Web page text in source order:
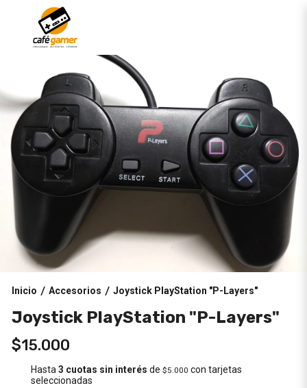
Inicio / Accesorios / Joystick PlayStation "P-Layers"
Joystick PlayStation "P-Layers"
$15.000
Hasta 3 cuotas sin interés de $5.000 con tarjetas
seleccionadas